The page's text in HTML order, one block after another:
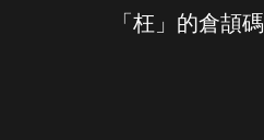
「枉」的倉頡